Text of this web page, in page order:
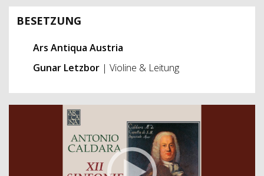
BESETZUNG
Ars Antiqua Austria
Gunar Letzbor | Violine & Leitung